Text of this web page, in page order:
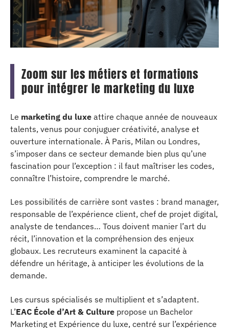
Zoom sur les métiers et formations
pour intégrer le marketing du luxe
Le marketing du luxe attire chaque année de nouveaux
talents, venus pour conjuguer créativité, analyse et
ouverture internationale. À Paris, Milan ou Londres,
s’imposer dans ce secteur demande bien plus qu’une
fascination pour l’exception : il faut maîtriser les codes,
connaître l’histoire, comprendre le marché.
Les possibilités de carrière sont vastes : brand manager,
responsable de l’expérience client, chef de projet digital,
analyste de tendances… Tous doivent manier l’art du
récit, l’innovation et la compréhension des enjeux
globaux. Les recruteurs examinent la capacité à
défendre un héritage, à anticiper les évolutions de la
demande.
Les cursus spécialisés se multiplient et s’adaptent.
L’EAC École d’Art & Culture propose un Bachelor
Marketing et Expérience du luxe, centré sur l’expérience